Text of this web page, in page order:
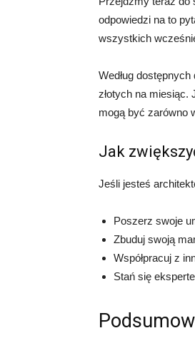
odpowiedzi na to
wszystkich
Według
złotych na
mogą być zarówno
Jak
Jeśli jesteś
Poszerz swoje
Zbuduj swoją
Współpracuj z
Stań się